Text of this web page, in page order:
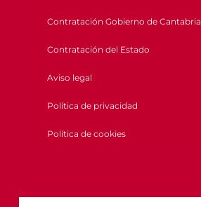
Contratación Gobierno de Cantabria
Contratación del Estado
Aviso legal
Política de privacidad
Política de cookies